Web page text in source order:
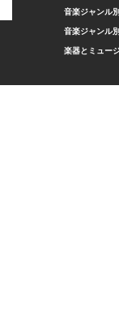
音楽ジャンル
音楽ジャンル
楽器とミュー